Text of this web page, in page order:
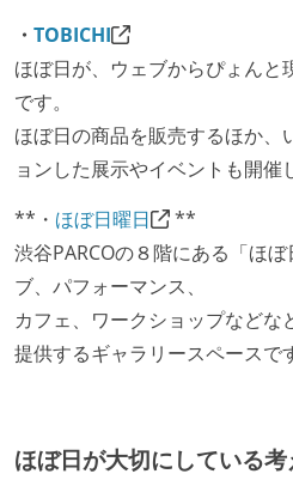
・ TOBICHI
ほぼ日が、ウェブからぴょんと
です。
ほぼ日の商品を販売するほか、
ョンした展示やイベントも開催
**・ ほぼ日曜日
**
渋谷PARCOの８階にある「ほ
ブ、パフォーマンス、
カフェ、ワークショップなどな
提供するギャラリースペースで
ほぼ日が大切にしている考